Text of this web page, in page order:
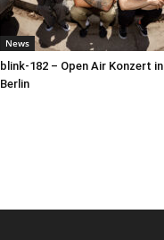
News
blink-182 – Open Air Konzert in
Berlin